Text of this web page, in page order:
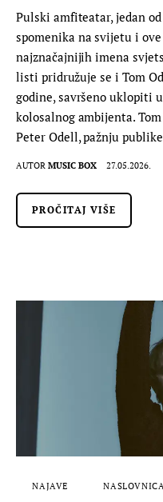
Pulski amfiteatar, jedan
spomenika na svijetu i
najznačajnijih imena
listi pridružuje se i Tom
godine, savršeno uklopiti
kolosalnog ambijenta.
Peter Odell, pažnju
AUTOR MUSIC BOX 27.05.2026.
PROČITAJ VIŠE
NAJAVE NASLOVNICA